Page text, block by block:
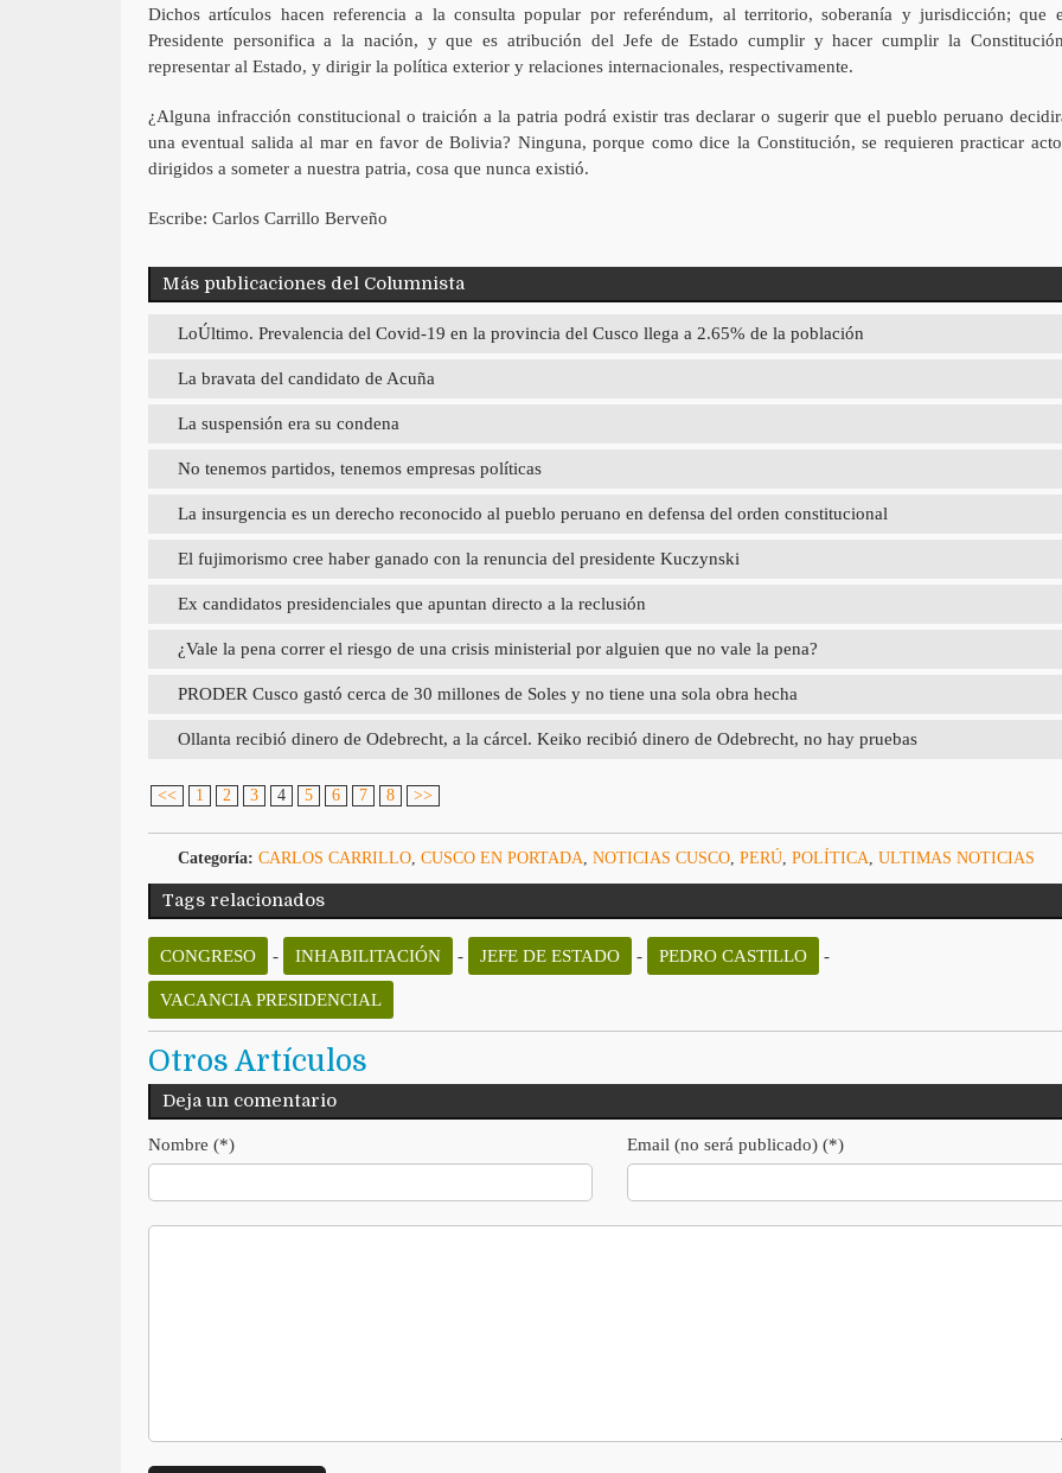
Dichos artículos hacen referencia a la consulta popular por referéndum, al territorio, soberanía y jurisdicción; que
Presidente personifica a la nación, y que es atribución del Jefe de Estado cumplir y hacer cumplir la
representar al Estado, y dirigir la política exterior y relaciones internacionales, respectivamente.
¿Alguna infracción constitucional o traición a la patria podrá existir tras declarar o sugerir que el pueblo peruano
una eventual salida al mar en favor de Bolivia? Ninguna, porque como dice la Constitución, se requieren practicar
dirigidos a someter a nuestra patria, cosa que nunca existió.
Escribe: Carlos Carrillo Berveño
Más publicaciones del Columnista
LoÚltimo. Prevalencia del Covid-19 en la provincia del Cusco llega a 2.65% de la población
La bravata del candidato de Acuña
La suspensión era su condena
No tenemos partidos, tenemos empresas políticas
La insurgencia es un derecho reconocido al pueblo peruano en defensa del orden constitucional
El fujimorismo cree haber ganado con la renuncia del presidente Kuczynski
Ex candidatos presidenciales que apuntan directo a la reclusión
¿Vale la pena correr el riesgo de una crisis ministerial por alguien que no vale la pena?
PRODER Cusco gastó cerca de 30 millones de Soles y no tiene una sola obra hecha
Ollanta recibió dinero de Odebrecht, a la cárcel. Keiko recibió dinero de Odebrecht, no hay pruebas
<< 1 2 3 4 5 6 7 8 >>
Categoría: CARLOS CARRILLO, CUSCO EN PORTADA NOTICIAS CUSCO, PERÚ, POLÍTICA ULTIMAS NOTICIAS
Tags relacionados
CONGRESO - INHABILITACIÓN - JEFE DE ESTADO - PEDRO CASTILLO -
VACANCIA PRESIDENCIAL
Otros Artículos
Deja un comentario
Nombre (*) Email (no será publicado) (*)